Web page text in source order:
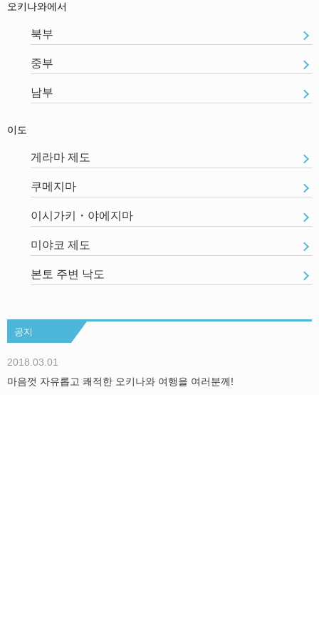
오키나와에서
북부
중부
남부
이도
게라마 제도
쿠메지마
이시가키・야에지마
미야코 제도
본토 주변 낙도
공지
2018.03.01
마음껏 자유롭고 쾌적한 오키나와 여행을 여러분께!